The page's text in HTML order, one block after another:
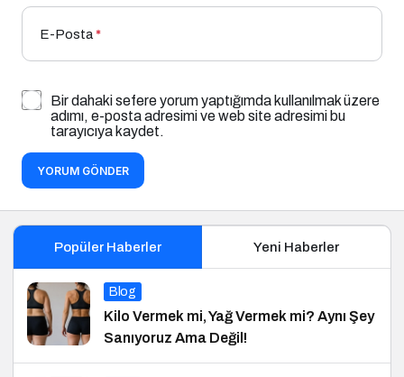
E-Posta*
Bir dahaki sefere yorum yaptığımda kullanılmak üzere
adımı, e-posta adresimi ve web site adresimi bu
tarayıcıya kaydet.
YORUM GÖNDER
Popüler Haberler Yeni Haberler
Blog
Kilo Vermek mi, Yağ Vermek mi? Aynı Şey
Sanıyoruz Ama Değil!